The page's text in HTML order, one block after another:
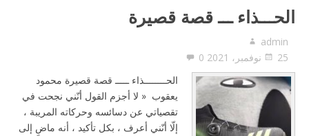
الحـــذاء ـــ قصة قصيرة
admin
25 نوفمبر، 2021
0
الحــــــــذاء ـــــ قصة قصيرة محمود
يعقوب « لا أجزم القول أنّني نجحت في
تقصياتي عن دسائسه وحركاته المريبة ،
إلّا أنّني أعرف ، بكل تأكيد ، أنه ماضٍ إلى